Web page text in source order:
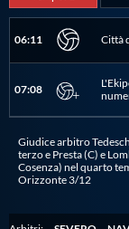
Protezione
Privacy
06:11 Città
07:08
Giudice arbitro
terzo e Presta (C) e
Cosenza) nel quarto
Orizzonte 3/12